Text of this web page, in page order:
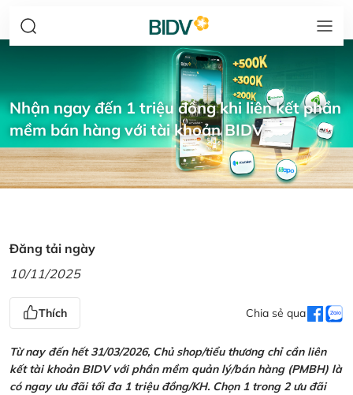
Nhận ngay đến 1 triệu đồng khi liên kết phần
mềm bán hàng với tài khoản BIDV
Đăng tải ngày
10/11/2025
Thích Chia sẻ qua
Từ nay đến hết 31/03/2026, Chủ shop/tiểu thương chỉ cần liên
kết tài khoản BIDV với phần mềm quản lý/bán hàng (PMBH) là
có ngay ưu đãi tối đa 1 triệu đồng/KH. Chọn 1 trong 2 ưu đãi